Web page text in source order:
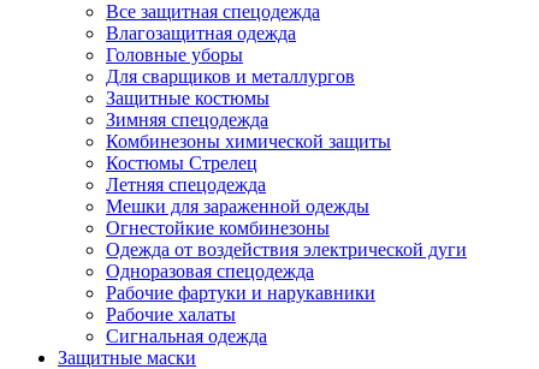
Все защитная спецодежда
Влагозащитная одежда
Головные уборы
Для сварщиков и металлургов
Защитные костюмы
Зимняя спецодежда
Комбинезоны химической защиты
Костюмы Стрелец
Летняя спецодежда
Мешки для зараженной одежды
Огнестойкие комбинезоны
Одежда от воздействия электрической дуги
Одноразовая спецодежда
Рабочие фартуки и нарукавники
Рабочие халаты
Сигнальная одежда
Защитные маски